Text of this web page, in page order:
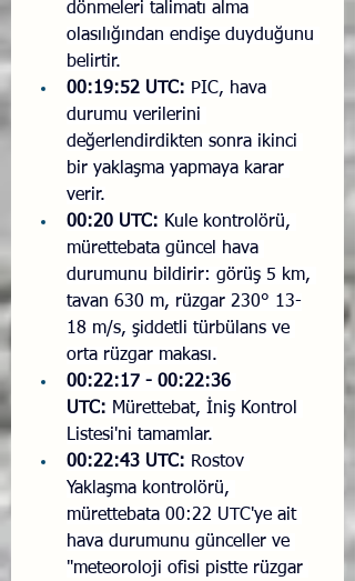
dönmeleri talimatı alma
olasılığından endişe duyduğunu
belirtir.
00:19:52 UTC: PIC, hava
durumu verilerini
değerlendirdikten sonra ikinci
bir yaklaşma yapmaya karar
verir.
00:20 UTC: Kule kontrolörü,
mürettebata güncel hava
durumunu bildirir: görüş 5 km,
tavan 630 m, rüzgar 230° 13-
18 m/s, şiddetli türbülans ve
orta rüzgar makası.
00:22:17 - 00:22:36
UTC: Mürettebat, İniş Kontrol
Listesi'ni tamamlar.
00:22:43 UTC: Rostov
Yaklaşma kontrolörü,
mürettebata 00:22 UTC'ye ait
hava durumunu günceller ve
"meteoroloji ofisi pistte rüzgar